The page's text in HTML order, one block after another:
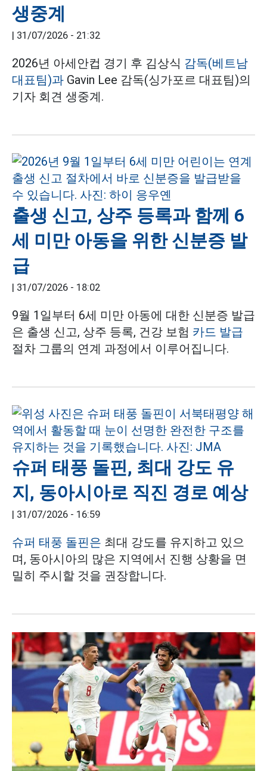
생중계
| 31/07/2026 - 21:32
2026년 아세안컵 경기 후 김상식 감독(베트남
대표팀)과 Gavin Lee 감독(싱가포르 대표팀)의
기자 회견 생중계.
출생 신고, 상주 등록과 함께 6
세 미만 아동을 위한 신분증 발
급
| 31/07/2026 - 18:02
9월 1일부터 6세 미만 아동에 대한 신분증 발급
은 출생 신고, 상주 등록, 건강 보험 카드 발급
절차 그룹의 연계 과정에서 이루어집니다.
슈퍼 태풍 돌핀, 최대 강도 유
지, 동아시아로 직진 경로 예상
| 31/07/2026 - 16:59
슈퍼 태풍 돌핀은 최대 강도를 유지하고 있으
며, 동아시아의 많은 지역에서 진행 상황을 면
밀히 주시할 것을 권장합니다.